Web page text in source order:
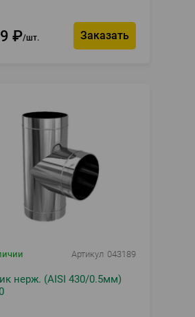
₽ шт. Заказать
Артикул 043189
нерж. (AISI 430/0.5мм)